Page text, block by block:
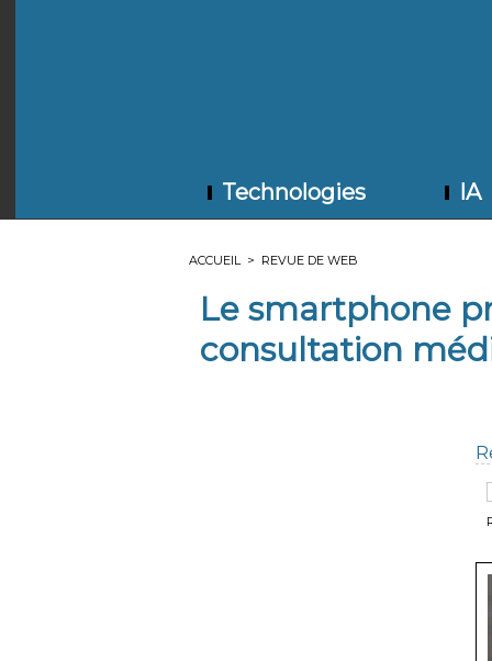
Technologies IA
ACCUEIL > REVUE DE WEB
Le smartphone
consultation